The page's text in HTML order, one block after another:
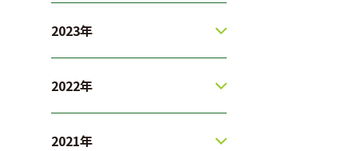
2023年
2022年
2021年